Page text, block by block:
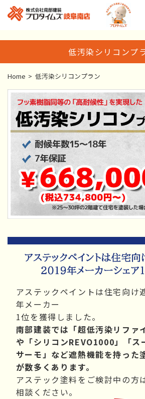
低汚染シリコンプ
Home > 低汚染シリコンプラン
アステックペイントは住宅向け
年メーカー
1位を獲得しました。
南部建装では「超低汚染リファ
や「シリコンREVO1000」「ス
サーモ」など遮熱機能を持った
が数多くあります。
アステック塗料をご検討中の方
相談ください。